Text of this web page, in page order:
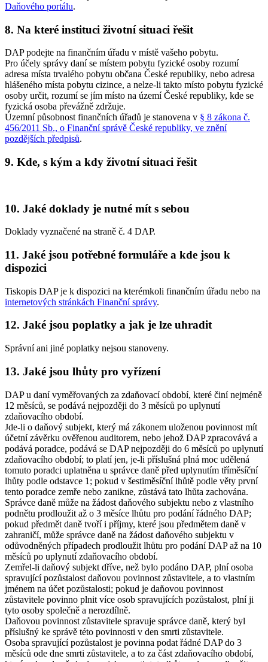
Daňového portálu.
8. Na které instituci životní situaci řešit
DAP podejte na finančním úřadu v místě vašeho pobytu.
Pro účely správy daní se místem pobytu fyzické osoby rozumí
adresa místa trvalého pobytu občana České republiky, nebo adresa
hlášeného místa pobytu cizince, a nelze-li takto místo pobytu fyzické
osoby určit, rozumí se jím místo na území České republiky, kde se
fyzická osoba převážně zdržuje.
Územní působnost finančních úřadů je stanovena v § 8 zákona č.
456/2011 Sb., o Finanční správě České republiky, ve znění
pozdějších předpisů.
9. Kde, s kým a kdy životní situaci řešit
10. Jaké doklady je nutné mít s sebou
Doklady vyznačené na straně č. 4 DAP.
11. Jaké jsou potřebné formuláře a kde jsou k
dispozici
Tiskopis DAP je k dispozici na kterémkoli finančním úřadu nebo na
internetových stránkách Finanční správy.
12. Jaké jsou poplatky a jak je lze uhradit
Správní ani jiné poplatky nejsou stanoveny.
13. Jaké jsou lhůty pro vyřízení
DAP u daní vyměřovaných za zdaňovací období, které činí nejméně
12 měsíců, se podává nejpozději do 3 měsíců po uplynutí
zdaňovacího období.
Jde-li o daňový subjekt, který má zákonem uloženou povinnost mít
účetní závěrku ověřenou auditorem, nebo jehož DAP zpracovává a
podává poradce, podává se DAP nejpozději do 6 měsíců po uplynutí
zdaňovacího období; to platí jen, je-li příslušná plná moc udělená
tomuto poradci uplatněna u správce daně před uplynutím tříměsíční
lhůty podle odstavce 1; pokud v šestiměsíční lhůtě podle věty první
tento poradce zemře nebo zanikne, zůstává tato lhůta zachována.
Správce daně může na žádost daňového subjektu nebo z vlastního
podnětu prodloužit až o 3 měsíce lhůtu pro podání řádného DAP;
pokud předmět daně tvoří i příjmy, které jsou předmětem daně v
zahraničí, může správce daně na žádost daňového subjektu v
odůvodněných případech prodloužit lhůtu pro podání DAP až na 10
měsíců po uplynutí zdaňovacího období.
Zemřel-li daňový subjekt dříve, než bylo podáno DAP, plní osoba
spravující pozůstalost daňovou povinnost zůstavitele, a to vlastním
jménem na účet pozůstalosti; pokud je daňovou povinnost
zůstavitele povinno plnit více osob spravujících pozůstalost, plní ji
tyto osoby společně a nerozdílně.
Daňovou povinnost zůstavitele spravuje správce daně, který byl
příslušný ke správě této povinnosti v den smrti zůstavitele.
Osoba spravující pozůstalost je povinna podat řádné DAP do 3
měsíců ode dne smrti zůstavitele, a to za část zdaňovacího období,